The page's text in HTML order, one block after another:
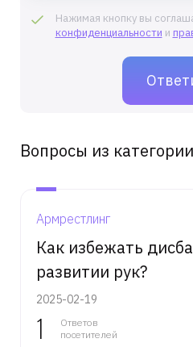
Нажимая кнопку вы
конфиденциальности и
Вопросы из
Армрестлинг
Как избежать
развитии рук?
2025-02-19
1
Ответов
посетителей